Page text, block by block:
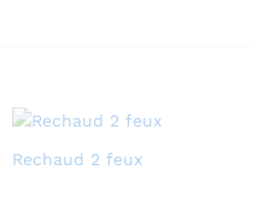
Rechaud 2 feux